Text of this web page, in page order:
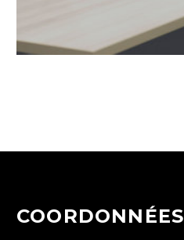
COORDONNÉES